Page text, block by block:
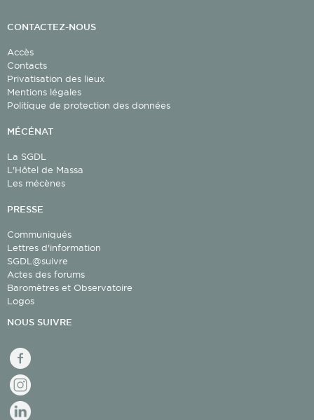
Salon George Sand
CONTACTEZ-NOUS
Accès
Contacts
Privatisation des lieux
Mentions légales
Politique de protection des données
MÉCÉNAT
La SGDL
L'Hôtel de Massa
Les mécènes
PRESSE
Communiqués
Lettres d'information
SGDL@suivre
Actes des forums
Baromètres et Observatoire
Logos
NOUS SUIVRE
facebook
Instagram
linkedin